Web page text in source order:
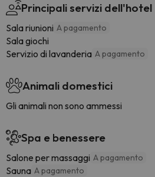
Principali servizi dell'hotel
Sala riunioni A pagamento
Sala giochi
Servizio di lavanderia A pagamento
Animali domestici
Gli animali non sono ammessi
Spa e benessere
Salone per massaggi A pagamento
Sauna A pagamento